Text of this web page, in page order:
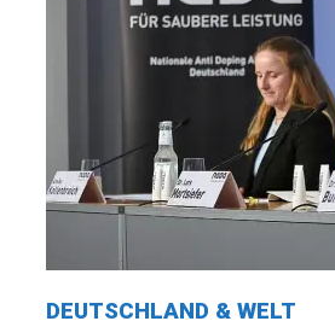
DEUTSCHLAND & WELT